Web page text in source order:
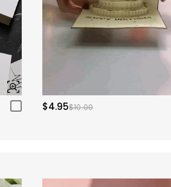
$4.95$10.00